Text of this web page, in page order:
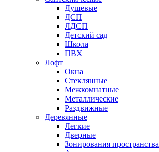
Душевые
ДСП
ЛДСП
Детский сад
Школа
ПВХ
Лофт
Окна
Стеклянные
Межкомнатные
Металлические
Раздвижные
Деревянные
Легкие
Дверные
Зонирования пространства